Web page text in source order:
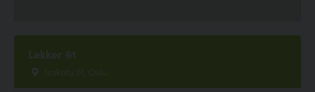
Lekker 61
Isokatu 61, Oulu